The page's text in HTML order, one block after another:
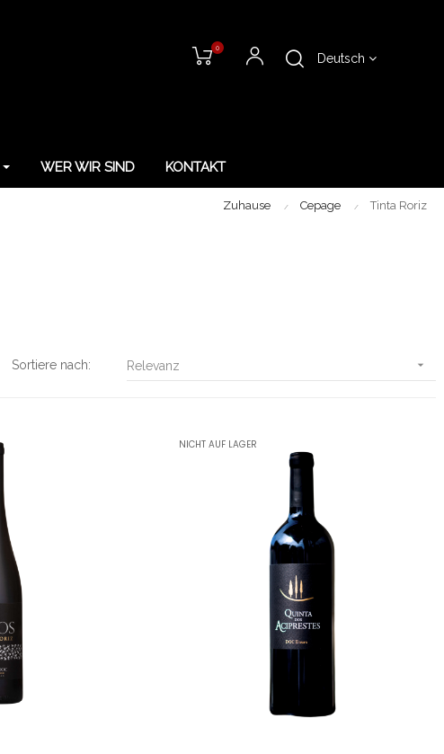
Deutsch
0
WER WIR SIND KONTAKT
Zuhause Cepage Tinta Roriz
Sortiere nach: Relevanz 
NICHT AUF LAGER